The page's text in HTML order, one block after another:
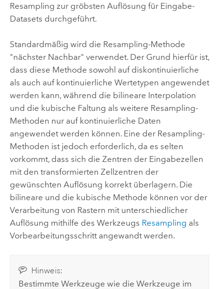
Resampling zur gröbsten Auflösung für Eingabe-
Datasets durchgeführt.
Standardmäßig wird die Resampling-Methode
"nächster Nachbar" verwendet. Der Grund hierfür ist,
dass diese Methode sowohl auf diskontinuierliche
als auch auf kontinuierliche Wertetypen angewendet
werden kann, während die bilineare Interpolation
und die kubische Faltung als weitere Resampling-
Methoden nur auf kontinuierliche Daten
angewendet werden können. Eine der Resampling-
Methoden ist jedoch erforderlich, da es selten
vorkommt, dass sich die Zentren der Eingabezellen
mit den transformierten Zellzentren der
gewünschten Auflösung korrekt überlagern. Die
bilineare und die kubische Methode können vor der
Verarbeitung von Rastern mit unterschiedlicher
Auflösung mithilfe des Werkzeugs Resampling als
Vorbearbeitungsschritt angewandt werden.
Hinweis:
Bestimmte Werkzeuge wie die Werkzeuge im